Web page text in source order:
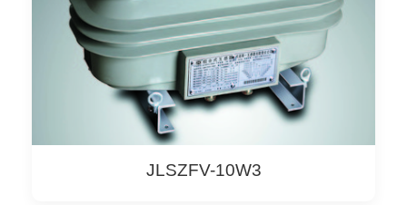
JLSZFV-10W3